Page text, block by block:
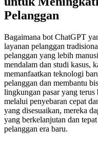
Pelanggan
Bagaimana bot ChatGPT
layanan pelanggan
pelanggan yang lebih
mendalam dan studi kasus,
memanfaatkan teknologi
pelanggan dan membantu
lingkungan pasar yang
melalui penyebaran cepat
yang disesuaikan, mereka
yang berkelanjutan dan
pelanggan era baru.